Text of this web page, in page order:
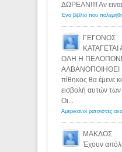
ΔΩΡΕΑΝ!!!! Αν
ΓΕΓΟΝΟΣ
ΟΛΗ Η
ΑΛΒΑΝΟΠΟΙΗΘΕΙ
πίθηκος θα έμενε
εισβολή αυτών
Οι...
ΜΑΚΔΟΣ
Έχουν